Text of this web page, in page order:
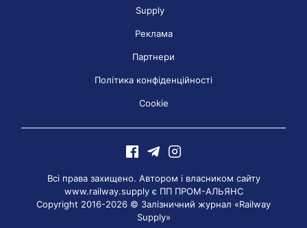
Supply
Реклама
Партнери
Політика конфіденційності
Cookie
Всі права захищено. Автором і власником сайту
www.railway.supply є ПП ПРОМ-АЛЬЯНС
Copyright 2016-2026 © Залізничний журнал «Railway
Supply»